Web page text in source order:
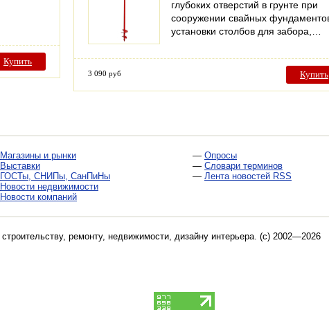
Купить
глубоких отверстий в грунте при
сооружении свайных
установки столбов для забора,…
3 090 руб Купить
Магазины и рынки
Выставки
ГОСТы, СНИПы, СанПиНы
Новости недвижимости
Новости компаний
— Опросы
— Словари терминов
— Лента новостей RSS
строительству, ремонту, недвижимости, дизайну интерьера . (c) 2002—2026